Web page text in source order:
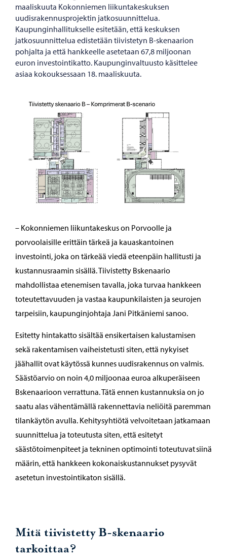
maaliskuuta Kokonniemen liikuntakeskuksen
uudisrakennusprojektin jatkosuunnittelua.
Kaupunginhallitukselle esitetään, että keskuksen
jatkosuunnittelua edistetään tiivistetyn B-skenaarion
pohjalta ja että hankkeelle asetetaan 67,8 miljoonan
euron investointikatto. Kaupunginvaltuusto käsittelee
asiaa kokouksessaan 18. maaliskuuta.
– Kokonniemen liikuntakeskus on Porvoolle ja
porvoolaisille erittäin tärkeä ja kauaskantoinen
investointi, joka on tärkeää viedä eteenpäin hallitusti ja
kustannusraamin sisällä. Tiivistetty Bskenaario
mahdollistaa etenemisen tavalla, joka turvaa hankkeen
toteutettavuuden ja vastaa kaupunkilaisten ja seurojen
tarpeisiin, kaupunginjohtaja Jani Pitkäniemi sanoo.
Esitetty hintakatto sisältää ensikertaisen kalustamisen
sekä rakentamisen vaiheistetusti siten, että nykyiset
jäähallit ovat käytössä kunnes uudisrakennus on valmis.
Säästöarvio on noin 4,0 miljoonaa euroa alkuperäiseen
Bskenaarioon verrattuna. Tätä ennen kustannuksia on jo
saatu alas vähentämällä rakennettavia neliöitä paremman
tilankäytön avulla. Kehitysyhtiötä velvoitetaan jatkamaan
suunnittelua ja toteutusta siten, että esitetyt
säästötoimenpiteet ja tekninen optimointi toteutuvat siinä
määrin, että hankkeen kokonaiskustannukset pysyvät
asetetun investointikaton sisällä.
Mitä tiivistetty B-skenaario
tarkoittaa?